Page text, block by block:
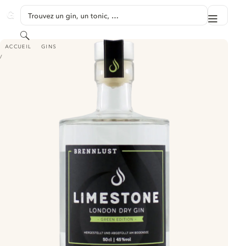
GINVENTORY
Trouvez un gin, un tonic, …
Rechercher
ACCUEIL GINS
LIMESTONE LONDON DRY GIN - GREEN EDITION